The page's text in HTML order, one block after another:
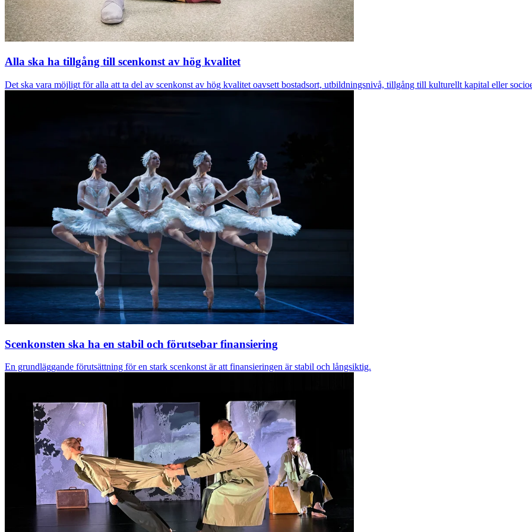
Alla ska ha tillgång till scenkonst av hög kvalitet
Det ska vara möjligt för alla att ta del av scenkonst av hög kvalitet oavsett bostadsort, utbildningsnivå, tillgång till kulturellt kapital eller
Scenkonsten ska ha en stabil och förutsebar finansiering
En grundläggande förutsättning för en stark scenkonst är att finansieringen är stabil och långsiktig.